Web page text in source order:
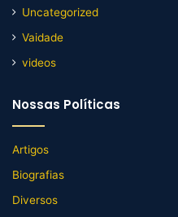
Uncategorized
Vaidade
videos
Nossas Políticas
Artigos
Biografias
Diversos